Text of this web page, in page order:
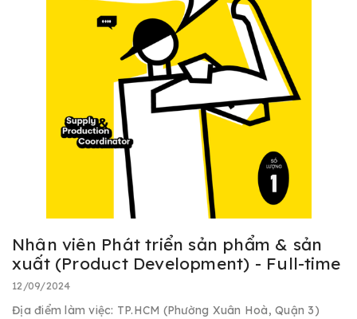
Nhân viên Phát triển sản phẩm & sản
xuất (Product Development) - Full-time
12/09/2024
Địa điểm làm việc: TP.HCM (Phường Xuân Hoà, Quận 3)